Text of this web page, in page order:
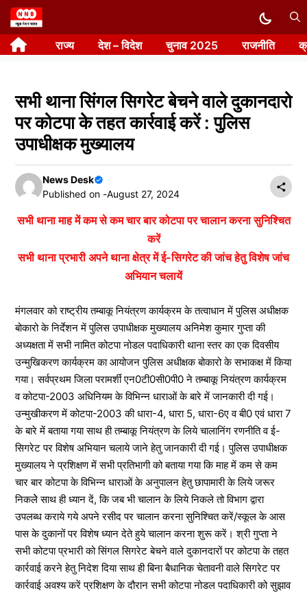
Skip
to
content राज्य देश – विदेश चुनाव 2025 राजनीति
सभी थाना सिंगल सिगरेट बेचने वाले दुकानदारो
पर कोटपा के तहत कार्रवाई करें : पुलिस
उपाधीक्षक मुख्यालय
News Desk
Published on -August 27, 2024
सभी थाना माह में कम से कम चार बार कोटपा पर चालान करना सुनिश्चित
करें
सभी थाना प्रभारी अपने थाना क्षेत्र में ई-सिगरेट की जांच हेतु विशेष जांच
अभियान चलायें
मंगलवार को राष्ट्रीय तम्बाकू नियंत्रण कार्यक्रम के तत्वाधान में पुलिस अधीक्षक
बोकारो के निर्देशन में पुलिस उपाधीक्षक मुख्यालय अनिमेश कुमार गुप्ता की
अध्यक्षता में सभी नामित कोटपा नोडल पदाधिकारी थाना स्तर का एक दिवसीय
उन्मुखिकरण कार्यक्रम का आयोजन पुलिस अधीक्षक बोकारो के सभाकक्ष में किया
गया। सर्वप्रथम जिला परामर्शी एन0टी0सी0पी0 ने तम्बाकू नियंत्रण कार्यक्रम
व कोटपा-2003 अधिनियम के विभिन्न धाराओं के बारे में जानकारी दी गई।
उन्मुखीकरण में कोटपा-2003 की धारा-4, धारा 5, धारा-6ए व बी0 एवं धारा 7
के बारे में बताया गया साथ ही तम्बाकू नियंत्रण के लिये चालानिंग रणनीति व ई-
सिगरेट पर विशेष अभियान चलाये जाने हेतु जानकारी दी गई। पुलिस उपाधीक्षक
मुख्यालय ने प्रशिक्षण में सभी प्रतिभागी को बताया गया कि माह में कम से कम
चार बार कोटपा के विभिन्न धाराओं के अनुपालन हेतु छापामारी के लिये जरूर
निकलेे साथ ही ध्यान दें, कि जब भी चालान के लिये निकले तो विभाग द्वारा
उपलब्ध कराये गये अपने रसीद पर चालान करना सुनिश्चित करें/स्कूल के आस
पास के दुकानों पर विशेष ध्यान देते हुये चालान करना शुरू करें। श्री गुप्ता ने
सभी कोटपा प्रभारी को सिंगल सिगरेट बेचने वाले दुकानदारों पर कोटपा के तहत
कार्रवाई करने हेतु निदेश दिया साथ ही बिना बैधानिक चेतावनी वाले सिगरेट पर
कार्रवाई अवश्य करें प्रशिक्षण के दौरान सभी कोटपा नोडल पदाधिकारी को सुझाव